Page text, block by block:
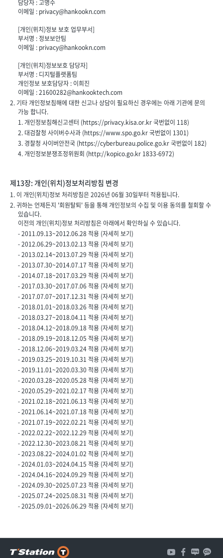
담당자 : 고명수
이메일 : privacy@hankookn.com
[개인(위치)정보 보호 업무부서]
부서명 : 정보보안팀
이메일 : privacy@hankookn.com
[개인(위치)정보보호 담당자]
부서명 : 디지털플랫폼팀
개인정보 보호담당자 : 이희진
이메일 :21600282@hankooktech.com
2. 기타 개인정보침해에 대한 신고나 상담이 필요하신 경우에는 아래 기관에 문의
가능 합니다.
1. 개인정보침해신고센터 (https://privacy.kisa.or.kr국번없이 118)
2. 대검찰청 사이버수사과 (https://www.spo.go.kr국번없이 1301)
3. 경찰청 사이버안전국 (https://cyberbureau.police.go.kr국번없이 182)
4. 개인정보분쟁조정위원회 (http://kopico.go.kr 1833-6972)
제13장: 개인(위치)정보처리방침 변경
1. 이 개인(위치)정보 처리방침은2026년 06월 30일부터 적용됩니다.
2. 귀하는 언제든지 '회원탈퇴' 등을 통해 개인정보의 수집 및 이용 동의를 철회할 수
있습니다.
이전의 개인(위치)정보 처리방침은 아래에서 확인하실 수 있습니다.
- 2011.09.13~2012.06.28 적용 (자세히 보기)
- 2012.06.29~2013.02.13 적용 (자세히 보기)
- 2013.02.14~2013.07.29 적용 (자세히 보기)
- 2013.07.30~2014.07.17 적용 (자세히 보기)
- 2014.07.18~2017.03.29 적용 (자세히 보기)
- 2017.03.30~2017.07.06 적용 (자세히 보기)
- 2017.07.07~2017.12.31 적용 (자세히 보기)
- 2018.01.01~2018.03.26 적용 (자세히 보기)
- 2018.03.27~2018.04.11 적용 (자세히 보기)
- 2018.04.12~2018.09.18 적용 (자세히 보기)
- 2018.09.19~2018.12.05 적용 (자세히 보기)
- 2018.12.06~2019.03.24 적용 (자세히 보기)
- 2019.03.25~2019.10.31 적용 (자세히 보기)
- 2019.11.01~2020.03.30 적용 (자세히 보기)
- 2020.03.28~2020.05.28 적용 (자세히 보기)
- 2020.05.29~2021.02.17 적용 (자세히 보기)
- 2021.02.18~2021.06.13 적용 (자세히 보기)
- 2021.06.14~2021.07.18 적용 (자세히 보기)
- 2021.07.19~2022.02.21 적용 (자세히 보기)
- 2022.02.22~2022.12.29 적용 (자세히 보기)
- 2022.12.30~2023.08.21 적용 (자세히 보기)
- 2023.08.22~2024.01.02 적용 (자세히 보기)
- 2024.01.03~2024.04.15 적용 (자세히 보기)
- 2024.04.16~2024.09.29 적용 (자세히 보기)
- 2024.09.30~2025.07.23 적용 (자세히 보기)
- 2025.07.24~2025.08.31 적용 (자세히 보기)
- 2025.09.01~2026.06.29 적용 (자세히 보기)